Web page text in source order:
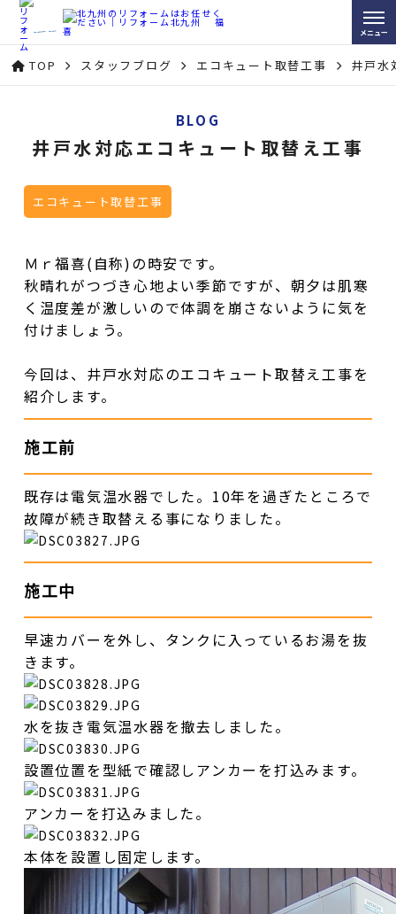
メニュー
TOP スタッフブログ エコキュート取替工事 井戸水
BLOG
井戸水対応エコキュート取替え工事
エコキュート取替工事
Ｍｒ福喜(自称)の時安です。
秋晴れがつづき心地よい季節ですが、朝夕は肌寒
く温度差が激しいので体調を崩さないように気を
付けましょう。
今回は、井戸水対応のエコキュート取替え工事を
紹介します。
施工前
既存は電気温水器でした。10年を過ぎたところで
故障が続き取替える事になりました。
施工中
早速カバーを外し、タンクに入っているお湯を抜
きます。
水を抜き電気温水器を撤去しました。
設置位置を型紙で確認しアンカーを打込みます。
アンカーを打込みました。
本体を設置し固定します。